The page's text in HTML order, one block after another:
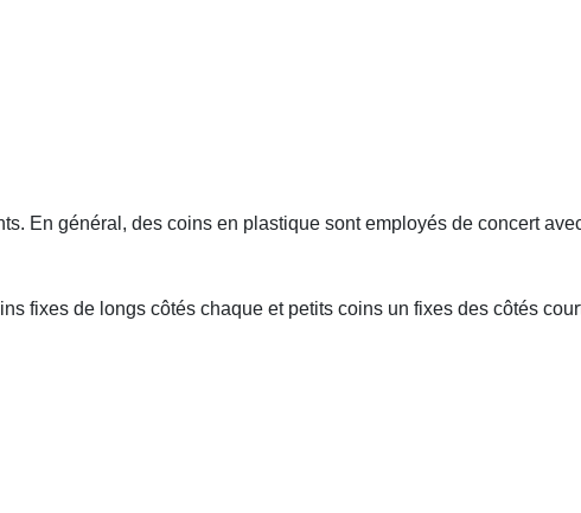
En général, des coins en plastique sont employés de concert
fixes de longs côtés chaque et petits coins un fixes des côtés